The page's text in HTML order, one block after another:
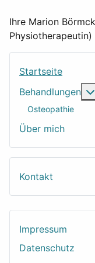
Ihre Marion
Physiotherapeutin)
Startseite
Behandlungen
Osteopathie
Über mich
Kontakt
Impressum
Datenschutz